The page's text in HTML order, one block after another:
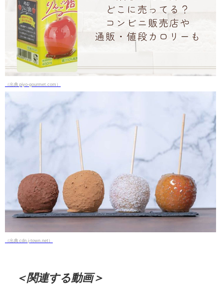
（出典 piyo-gourmet.com）
（出典 cdn.j-town.net）
＜関連する動画＞